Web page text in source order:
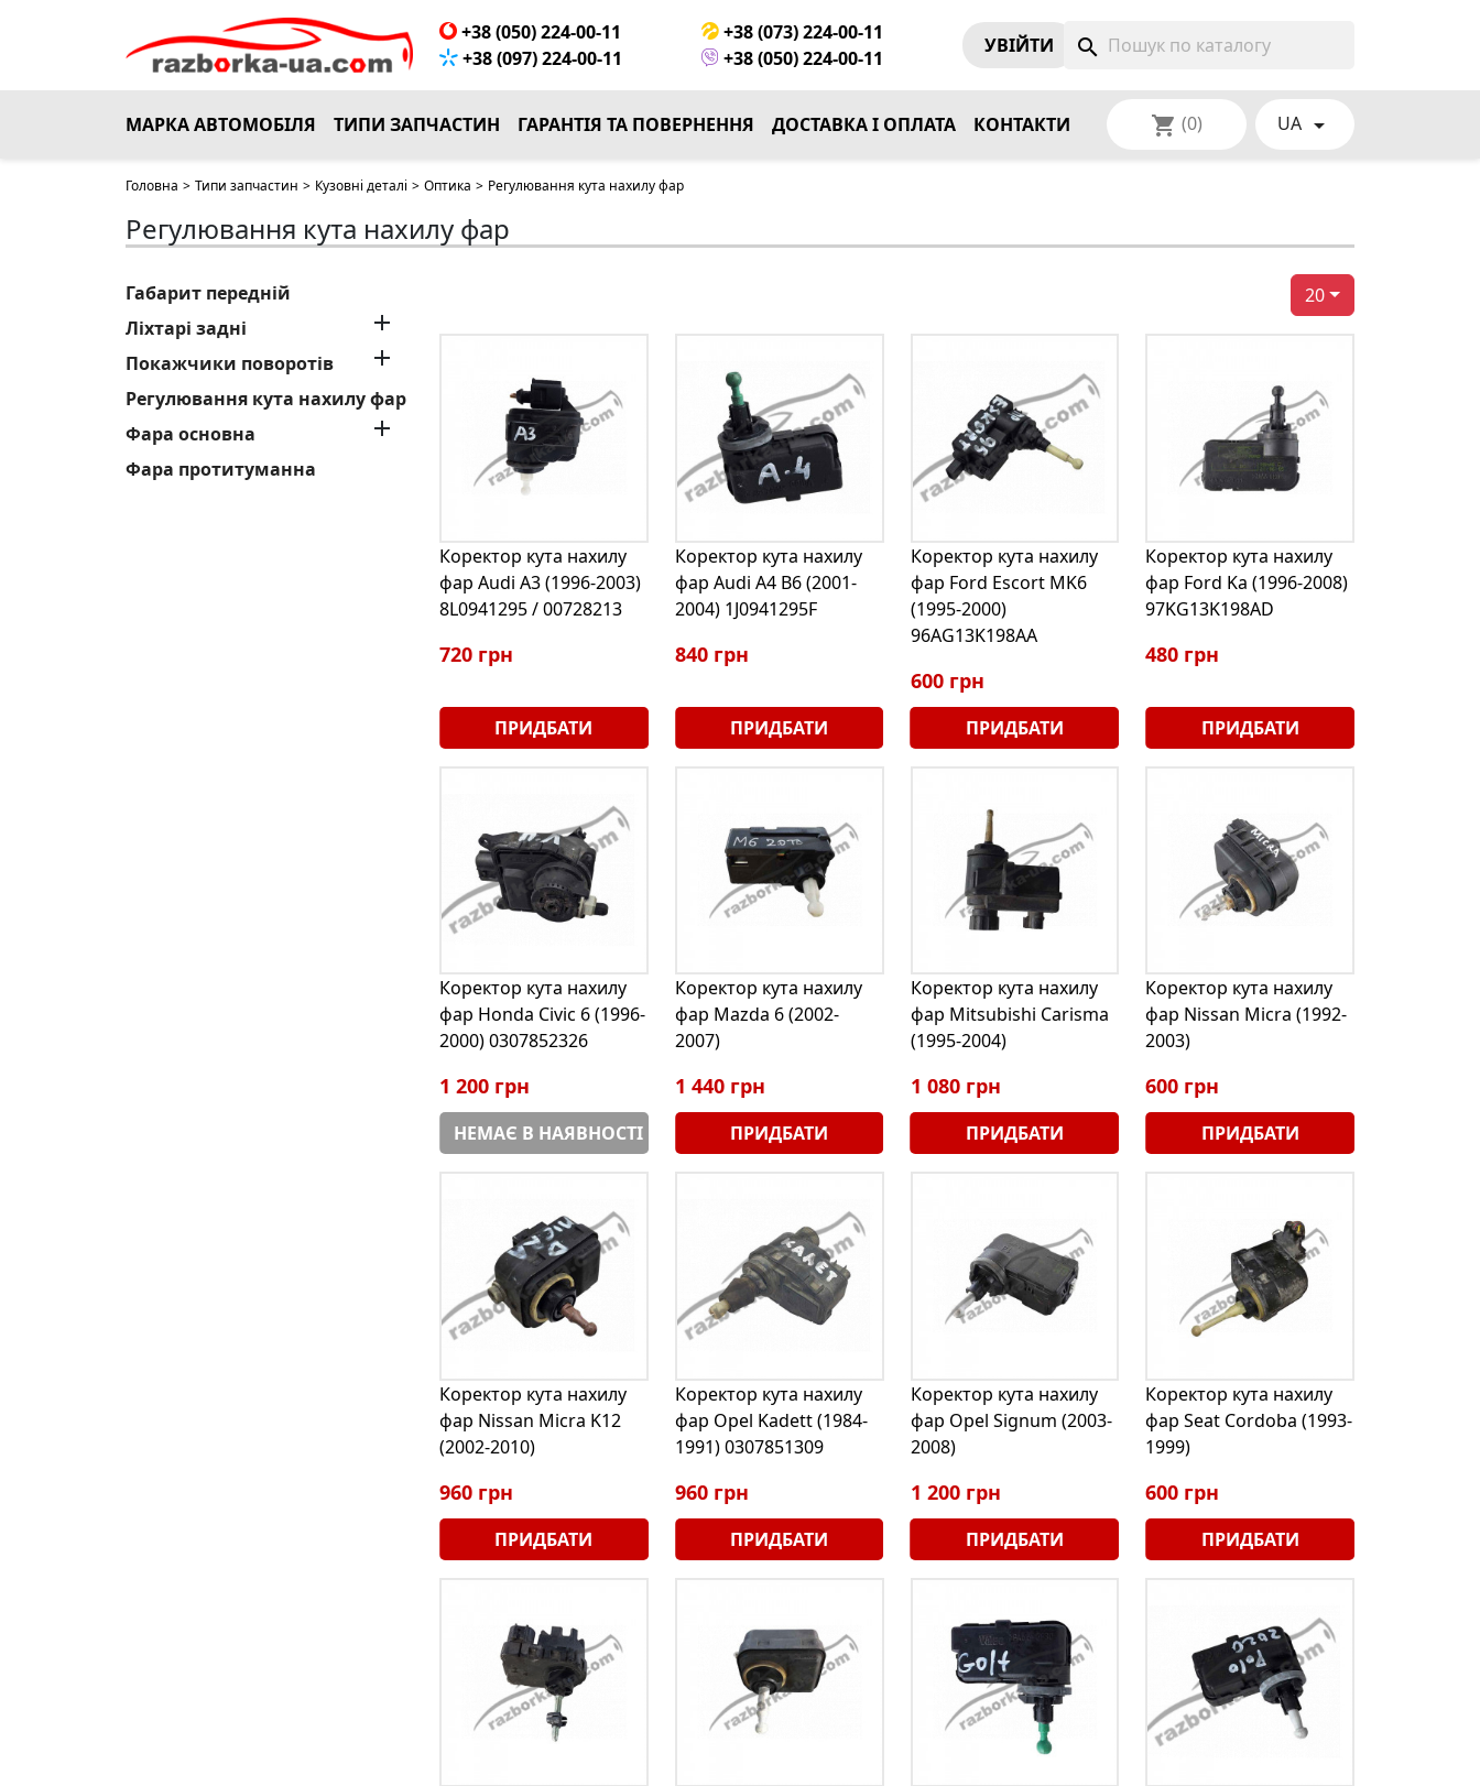
+38 (050) 224-00-11
+38 (073) 224-00-11
+38 (097) 224-00-11
+38 (050) 224-00-11
УВIЙТИ search
МАРКА АВТОМОБІЛЯ ТИПИ ЗАПЧАСТИН ГАРАНТІЯ ТА ПОВЕРНЕННЯ ДОСТАВКА І ОПЛАТА КОНТАКТИ shopping_cart (0) UA 
Головна > Типи запчастин > Кузовні деталі > Оптика > Регулювання кута нахилу фар
Регулювання кута нахилу фар
Габарит передній
Ліхтарі задні

Покажчики поворотів 
Регулювання кута нахилу фар
Фара основна

Фара протитуманна
20
Коректор кута нахилу
фар Audi A3 (1996-2003)
8L0941295 / 00728213
720 грн
ПРИДБАТИ
Коректор кута нахилу
фар Audi A4 B6 (2001-
2004) 1J0941295F
840 грн
ПРИДБАТИ
Коректор кута нахилу
фар Ford Escort MK6
(1995-2000)
96AG13K198AA
600 грн
ПРИДБАТИ
Коректор кута нахилу
фар Ford Ka (1996-2008)
97KG13K198AD
480 грн
ПРИДБАТИ
Коректор кута нахилу
фар Honda Civic 6 (1996-
2000) 0307852326
1 200 грн
НЕМАЄ В НАЯВНОСТІ
Коректор кута нахилу
фар Mazda 6 (2002-
2007)
1 440 грн
ПРИДБАТИ
Коректор кута нахилу
фар Mitsubishi Carisma
(1995-2004)
1 080 грн
ПРИДБАТИ
Коректор кута нахилу
фар Nissan Micra (1992-
2003)
600 грн
ПРИДБАТИ
Коректор кута нахилу
фар Nissan Micra K12
(2002-2010)
960 грн
ПРИДБАТИ
Коректор кута нахилу
фар Opel Kadett (1984-
1991) 0307851309
960 грн
ПРИДБАТИ
Коректор кута нахилу
фар Opel Signum (2003-
2008)
1 200 грн
ПРИДБАТИ
Коректор кута нахилу
фар Seat Cordoba (1993-
1999)
600 грн
ПРИДБАТИ